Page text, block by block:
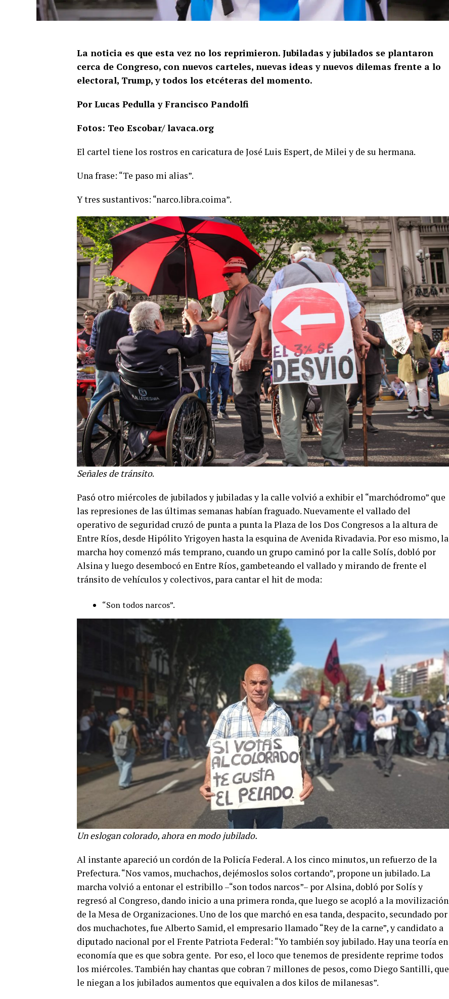
La noticia es que esta vez no los reprimieron. Jubiladas y jubilados se plantaron
cerca de Congreso, con nuevos carteles, nuevas ideas y nuevos dilemas frente a lo
electoral, Trump, y todos los etcéteras del momento.
Por Lucas Pedulla y Francisco Pandolfi
Fotos: Teo Escobar/ lavaca.org
El cartel tiene los rostros en caricatura de José Luis Espert, de Milei y de su hermana.
Una frase: “Te paso mi alias”.
Y tres sustantivos: “narco.libra.coima”.
Señales de tránsito.
Pasó otro miércoles de jubilados y jubiladas y la calle volvió a exhibir el “marchódromo” que
las represiones de las últimas semanas habían fraguado. Nuevamente el vallado del
operativo de seguridad cruzó de punta a punta la Plaza de los Dos Congresos a la altura de
Entre Ríos, desde Hipólito Yrigoyen hasta la esquina de Avenida Rivadavia. Por eso mismo, la
marcha hoy comenzó más temprano, cuando un grupo caminó por la calle Solís, dobló por
Alsina y luego desembocó en Entre Ríos, gambeteando el vallado y mirando de frente el
tránsito de vehículos y colectivos, para cantar el hit de moda:
“Son todos narcos”.
Un eslogan colorado, ahora en modo jubilado.
Al instante apareció un cordón de la Policía Federal. A los cinco minutos, un refuerzo de la
Prefectura. “Nos vamos, muchachos, dejémoslos solos cortando”, propone un jubilado. La
marcha volvió a entonar el estribillo –“son todos narcos”– por Alsina, dobló por Solís y
regresó al Congreso, dando inicio a una primera ronda, que luego se acopló a la movilización
de la Mesa de Organizaciones. Uno de los que marchó en esa tanda, despacito, secundado por
dos muchachotes, fue Alberto Samid, el empresario llamado “Rey de la carne”, y candidato a
diputado nacional por el Frente Patriota Federal: “Yo también soy jubilado. Hay una teoría en
economía que es que sobra gente. Por eso, el loco que tenemos de presidente reprime todos
los miércoles. También hay chantas que cobran 7 millones de pesos, como Diego Santilli, que
le niegan a los jubilados aumentos que equivalen a dos kilos de milanesas”.